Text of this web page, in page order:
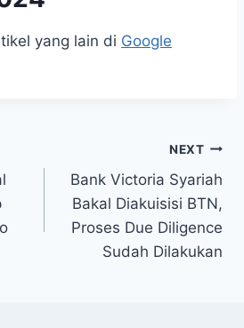
yang lain di Google
NEXT
Bank Victoria Syariah
Bakal Diakuisisi BTN,
Proses Due Diligence
Sudah Dilakukan